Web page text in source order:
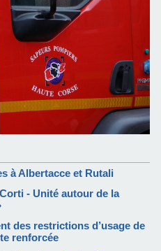
à Albertacce et Rutali
- Unité autour de la
des restrictions d’usage de
renforcée